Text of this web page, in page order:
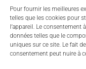
Pour fournir les meilleures
telles que les cookies pour
l’appareil. Le
données telles que le
uniques sur ce site. Le fait
consentement peut nuire à
05 55 39 34 09
Contacter la
Horaires
Lundide 8h30
Mardi
de